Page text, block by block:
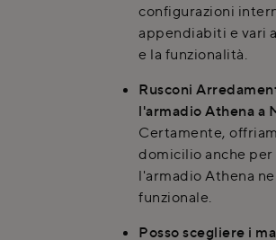
configurazioni
appendiabiti e vari
e la funzionalità.
Rusconi
l'armadio Athena a
Certamente,
domicilio anche
l'armadio Athena
funzionale.
Posso scegliere i